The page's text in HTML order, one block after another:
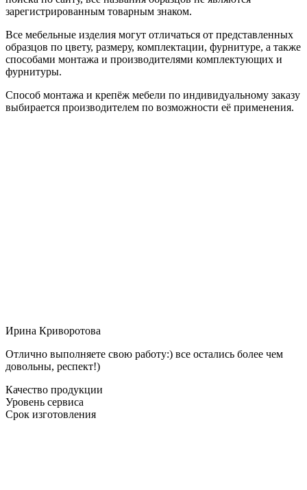
зарегистрированным товарным знаком.
Все мебельные изделия могут отличаться от представленных
образцов по цвету, размеру, комплектации, фурнитуре, а также
способами монтажа и производителями комплектующих и
фурнитуры.
Способ монтажа и крепёж мебели по индивидуальному заказу
выбирается производителем по возможности её применения.
Ирина Криворотова
Отлично выполняете свою работу:) все остались более чем
довольны, респект!)
Качество продукции
Уровень сервиса
Срок изготовления